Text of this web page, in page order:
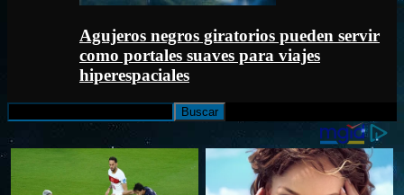
Agujeros negros giratorios pueden servir
como portales suaves para viajes
hiperespaciales